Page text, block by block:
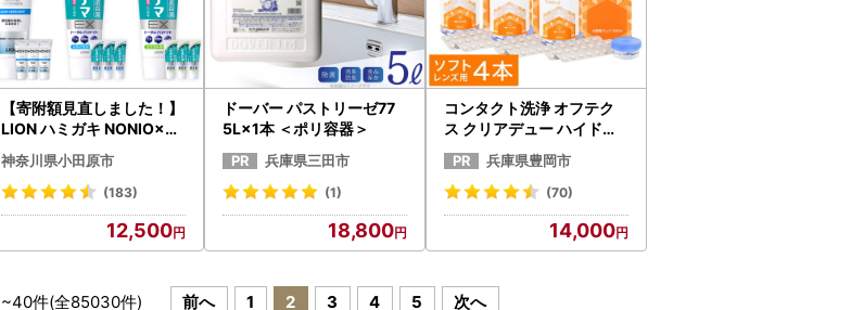
【寄附額見直しました！】
LION ハミガキ NONIO×シ
ステマ使い比べセット 日
用品 ふるさと納税
神奈川県小田原市
(183)
12,500
ドーバー パストリーゼ77
5L×1本 ＜ポリ容器＞
兵庫県三田市
(1)
18,800
コンタクト洗浄 オフテク
ス クリアデュー ハイドロ
ワンステップ 4箱 保存液
すすぎ液 ソフトコンタク
トレンズ用（1本あたり : 2
8日分 / 360ml / 28錠）4
ヶ月分 レンズケース付き
兵庫県豊岡市
(70)
14,000
~40件(全85030件) 前へ 1 2 3 4 5 次へ